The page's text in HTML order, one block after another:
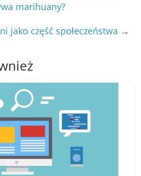
marihuany?
jako część społeczeństwa →